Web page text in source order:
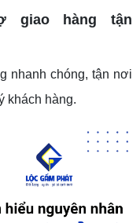
giao hàng tận
nhanh chóng, tận nơi
khách hàng.